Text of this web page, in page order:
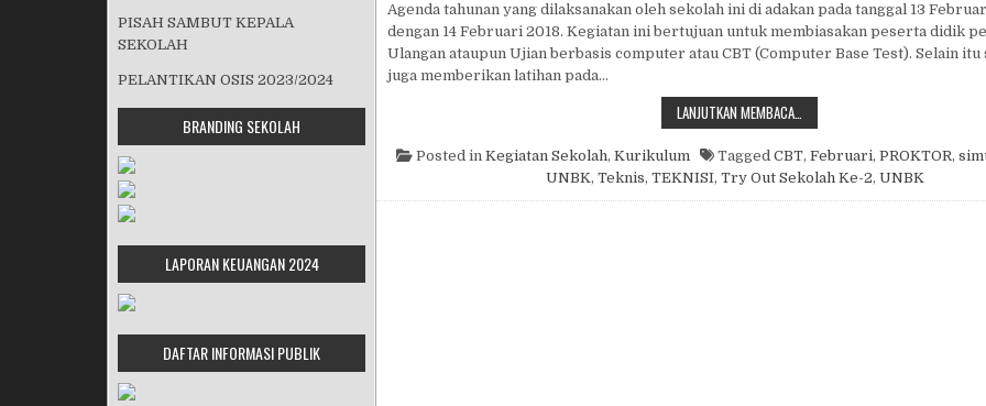
Agenda tahunan yang dilaksanakan oleh sekolah ini di adakan pada tanggal 13
dengan 14 Februari 2018. Kegiatan ini bertujuan untuk membiasakan peserta didik
Ulangan ataupun Ujian berbasis computer atau CBT (Computer Base Test). Selain
juga memberikan latihan pada…
LANJUTKAN MEMBACA…
Posted in Kegiatan Sekolah, Kurikulum Tagged CBT, Februari, PROKTOR,
UNBK, Teknis, TEKNISI, Try Out Sekolah Ke-2, UNBK
PISAH SAMBUT KEPALA
SEKOLAH
PELANTIKAN OSIS 2023/2024
BRANDING SEKOLAH
LAPORAN KEUANGAN 2024
DAFTAR INFORMASI PUBLIK